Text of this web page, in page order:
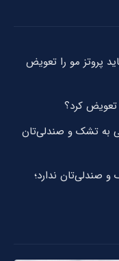
پروتز مو را تعویض
تعویض کرد؟
به تشک و صندلی‌تان
صندلی‌تان ندارد؛